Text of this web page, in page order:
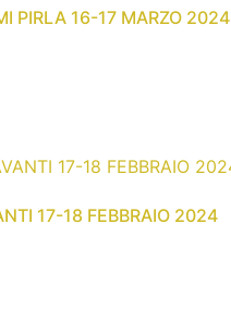
PIRLA 16-17 MARZO 2024
17-18 FEBBRAIO 2024